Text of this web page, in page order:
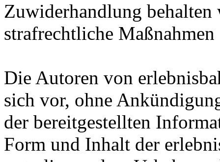
Zuwiderhandlung behalten
strafrechtliche
Die Autoren von
sich vor, ohne
der bereitgestellten
Form und Inhalt der